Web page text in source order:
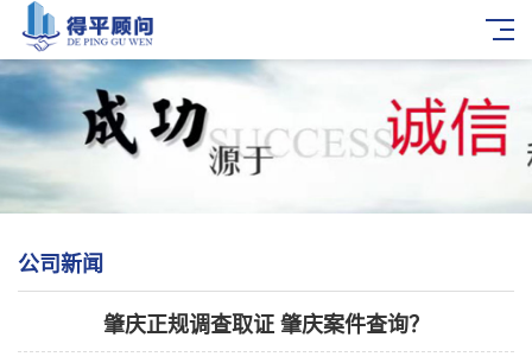
公司新闻
肇庆正规调查取证 肇庆案件查询？